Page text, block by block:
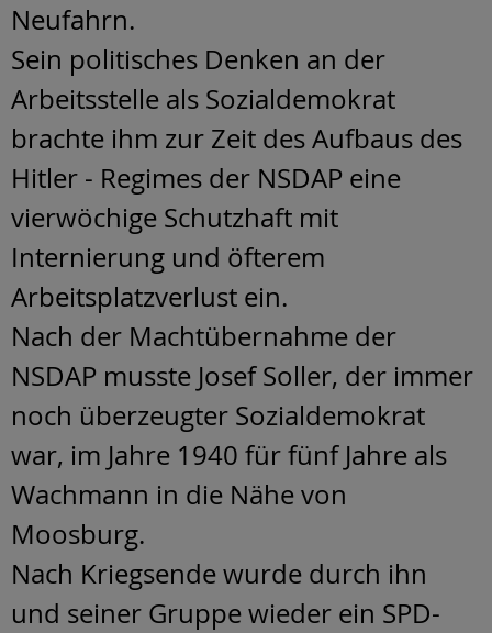
Neufahrn.
Sein politisches Denken an der
Arbeitsstelle als Sozialdemokrat
brachte ihm zur Zeit des Aufbaus des
Hitler - Regimes der NSDAP eine
vierwöchige Schutzhaft mit
Internierung und öfterem
Arbeitsplatzverlust ein.
Nach der Machtübernahme der
NSDAP musste Josef Soller, der immer
noch überzeugter Sozialdemokrat
war, im Jahre 1940 für fünf Jahre als
Wachmann in die Nähe von
Moosburg.
Nach Kriegsende wurde durch ihn
und seiner Gruppe wieder ein SPD-